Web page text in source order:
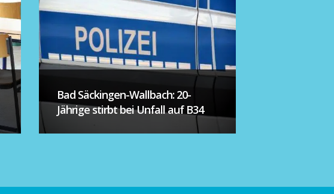
Bad Säckingen-Wallbach: 20-
Jährige stirbt bei Unfall auf B34